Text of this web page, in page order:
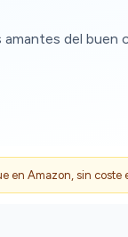
del buen
en Amazon, sin coste